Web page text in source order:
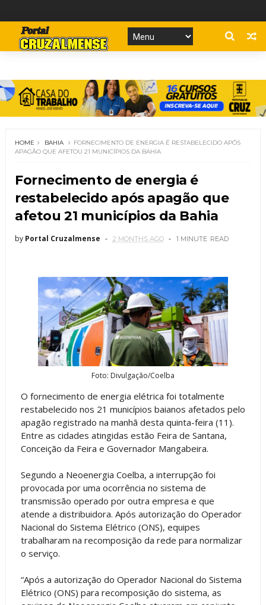
HOME BAHIA
FORNECIMENTO DE ENERGIA É RESTABELECIDO APÓS
APAGÃO QUE AFETOU 21 MUNICÍPIOS DA BAHIA
Fornecimento de energia é
restabelecido após apagão que
afetou 21 municípios da Bahia
by Portal Cruzalmense 2 MONTHS AGO 1 MINUTE READ
Foto: Divulgação/Coelba
O fornecimento de energia elétrica foi totalmente
restabelecido nos 21 municípios baianos afetados pelo
apagão registrado na manhã desta quinta-feira (11).
Entre as cidades atingidas estão Feira de Santana,
Conceição da Feira e Governador Mangabeira.
Segundo a Neoenergia Coelba, a interrupção foi
provocada por uma ocorrência no sistema de
transmissão operado por outra empresa e que
atende a distribuidora. Após autorização do Operador
Nacional do Sistema Elétrico (ONS), equipes
trabalharam na recomposição da rede para normalizar
o serviço.
“Após a autorização do Operador Nacional do Sistema
Elétrico (ONS) para recomposição do sistema, as